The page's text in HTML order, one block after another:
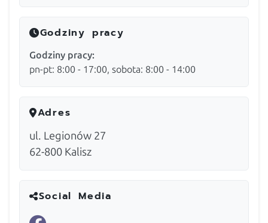
Godziny pracy
Godziny pracy:
pn-pt: 8:00 - 17:00, sobota: 8:00 - 14:00
Adres
ul. Legionów 27
62-800 Kalisz
Social Media